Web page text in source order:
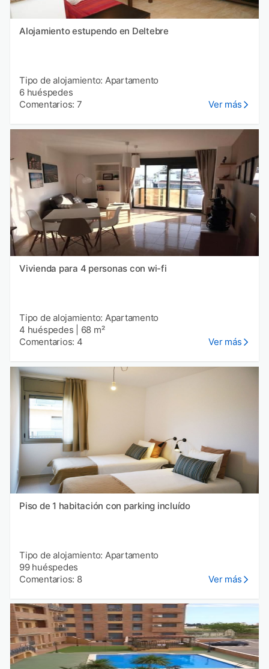
Alojamiento estupendo en Deltebre
Tipo de alojamiento: Apartamento
6 huéspedes
Comentarios: 7
Ver más
Vivienda para 4 personas con wi-fi
Tipo de alojamiento: Apartamento
4 huéspedes
68 m²
Comentarios: 4
Ver más
Piso de 1 habitación con parking incluído
Tipo de alojamiento: Apartamento
99 huéspedes
Comentarios: 8
Ver más